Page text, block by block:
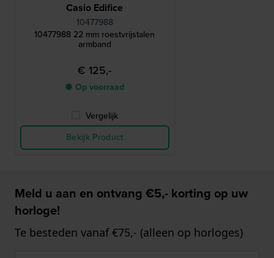
Casio Edifice
10477988
10477988 22 mm roestvrijstalen
armband
€ 125,-
● Op voorraad
Vergelijk
Bekijk Product
Meld u aan en ontvang €5,- korting op uw
horloge!
Te besteden vanaf €75,- (alleen op horloges)